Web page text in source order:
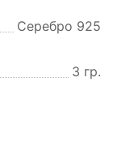
Серебро 925
3 гр.